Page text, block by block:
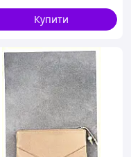
Купити